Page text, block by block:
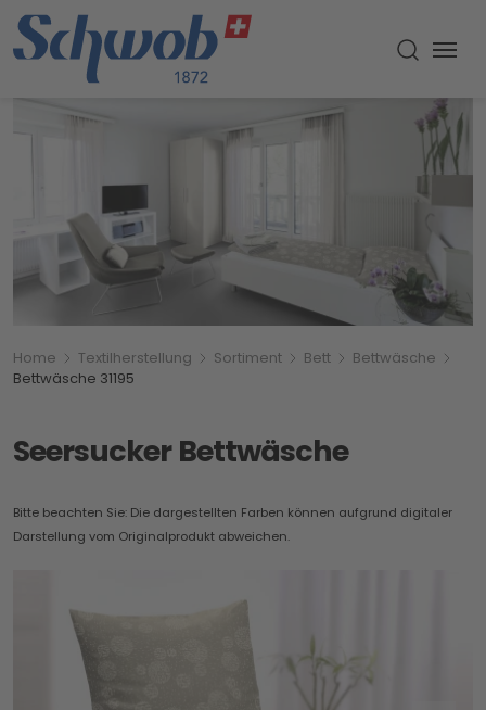
Menu
Breadcrumbnavigation
Sie befinden sich hier:
Home Textilherstellung Sortiment Bett
Bettwäsche
Bettwäsche 31195
Seersucker Bettwäsche
Bitte beachten Sie: Die dargestellten Farben können aufgrund digitaler
Darstellung vom Originalprodukt abweichen.